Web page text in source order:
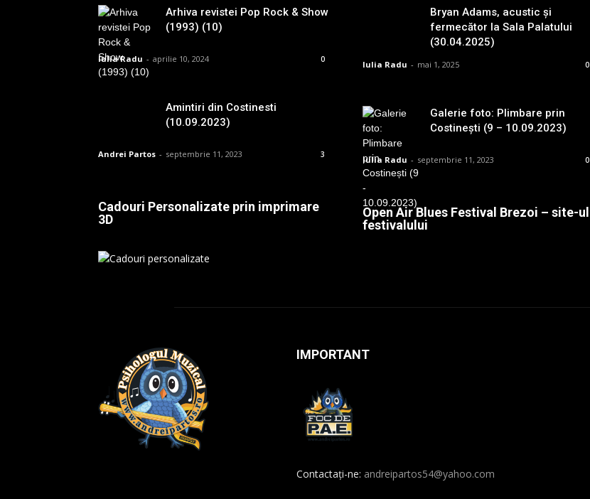
Arhiva revistei Pop Rock & Show
(1993) (10)
Iulia Radu - aprilie 10, 2024 0
Amintiri din Costinesti
(10.09.2023)
Andrei Partos - septembrie 11, 2023 3
Cadouri Personalizate prin imprimare
3D
Bryan Adams, acustic și
fermecător la Sala Palatului
(30.04.2025)
Iulia Radu - mai 1, 2025 0
Galerie foto: Plimbare prin
Costinești (9 – 10.09.2023)
Iulia Radu - septembrie 11, 2023 0
Open Air Blues Festival Brezoi – site-ul
festivalului
IMPORTANT
Contactați-ne: andreipartos54@yahoo.com